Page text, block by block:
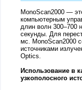
MonoScan2000 —
компьютерным
длин волн 300–700
секунды. Для
мс. MonoScan2000
источниками
Optics.
Использование в
узкополосного